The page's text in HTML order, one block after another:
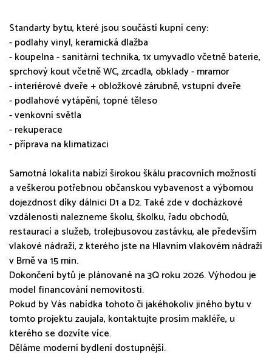
Standarty bytu, které jsou součástí kupní ceny:
- podlahy vinyl, keramická dlažba
- koupelna - sanitární technika, 1x umyvadlo včetně baterie,
sprchový kout včetně WC, zrcadla, obklady - mramor
- interiérové dveře + obložkové zárubně, vstupní dveře
- podlahové vytápění, topné těleso
- venkovní světla
- rekuperace
- příprava na klimatizaci
Samotná lokalita nabízí širokou škálu pracovních možností
a veškerou potřebnou občanskou vybavenost a výbornou
dojezdnost díky dálnici D1 a D2. Také zde v docházkové
vzdálenosti nalezneme školu, školku, řadu obchodů,
restaurací a služeb, trolejbusovou zastávku, ale především
vlakové nádraží, z kterého jste na Hlavním vlakovém nádraží
v Brně va 15 min.
Dokončení bytů je plánované na 3Q roku 2026. Výhodou je
model financování nemovitosti.
Pokud by Vás nabídka tohoto či jakéhokoliv jiného bytu v
tomto projektu zaujala, kontaktujte prosím makléře, u
kterého se dozvíte více.
Děláme moderní bydlení dostupnější.